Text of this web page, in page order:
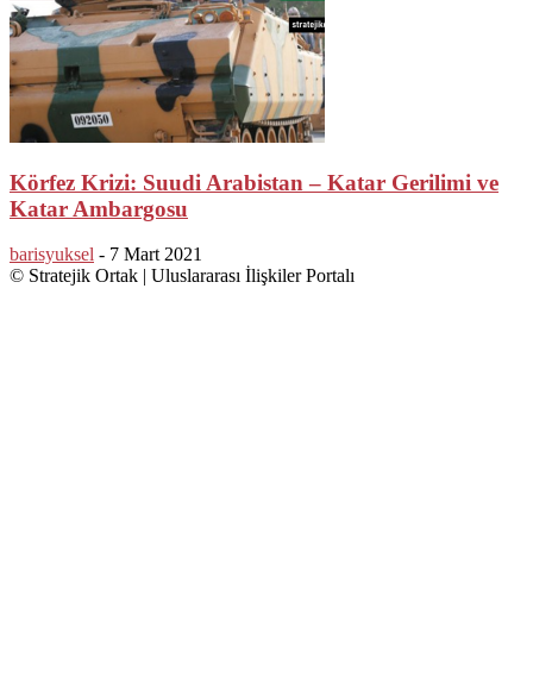
Körfez Krizi: Suudi Arabistan – Katar Gerilimi ve
Katar Ambargosu
barisyuksel - 7 Mart 2021
© Stratejik Ortak | Uluslararası İlişkiler Portalı